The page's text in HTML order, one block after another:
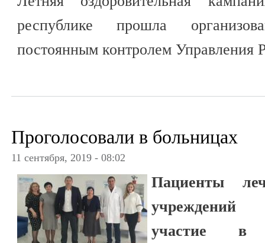
республике прошла
постоянным контролем Управления
Проголосовали в больницах
11 сентября, 2019 - 08:02
Пациенты
учреждений
участие в